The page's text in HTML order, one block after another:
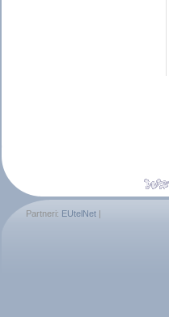
Partneri: EUtelNet |